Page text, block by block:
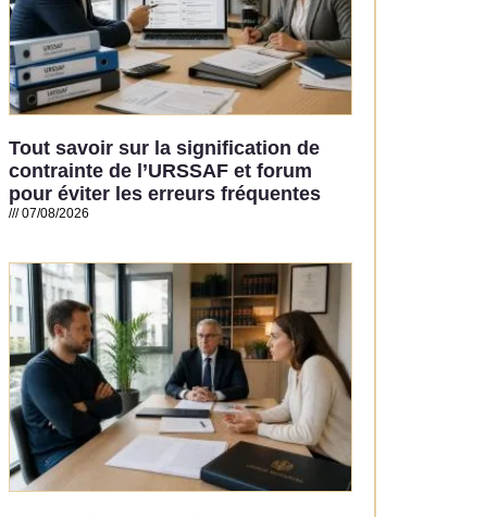
Tout savoir sur la signification de
contrainte de l’URSSAF et forum
pour éviter les erreurs fréquentes
07/08/2026